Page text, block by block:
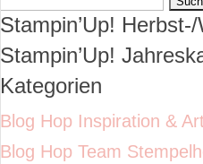
nach:
Stampin’Up!
Stampin’Up!
Kategorien
Blog Hop Inspiration & Art
Blog Hop Team